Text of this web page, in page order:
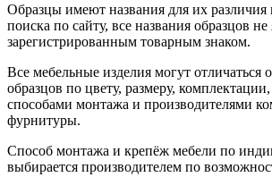
Образцы имеют названия для их различия
поиска по сайту, все названия образцов не
зарегистрированным товарным знаком.
Все мебельные изделия могут отличаться
образцов по цвету, размеру,
способами монтажа и производителями
фурнитуры.
Способ монтажа и крепёж мебели по
выбирается производителем по